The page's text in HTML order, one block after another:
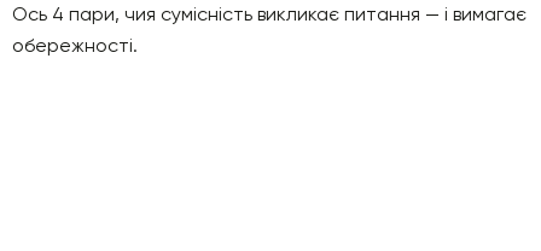
Ось 4 пари, чия сумісність викликає питання — і вимагає
обережності.